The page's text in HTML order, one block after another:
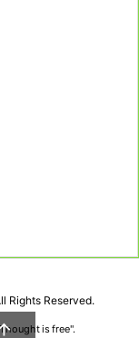
Rights Reserved.
Thought is free".